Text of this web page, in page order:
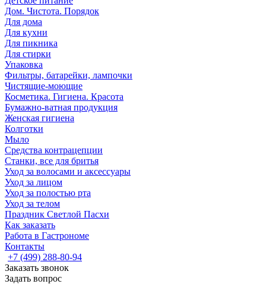
Дом. Чистота. Порядок
Для дома
Для кухни
Для пикника
Для стирки
Упаковка
Фильтры, батарейки, лампочки
Чистящие-моющие
Косметика. Гигиена. Красота
Бумажно-ватная продукция
Женская гигиена
Колготки
Мыло
Средства контрацепции
Станки, все для бритья
Уход за волосами и аксессуары
Уход за лицом
Уход за полостью рта
Уход за телом
Праздник Светлой Пасхи
Как заказать
Работа в Гастрономе
Контакты
+7 (499) 288-80-94
Заказать звонок
Задать вопрос